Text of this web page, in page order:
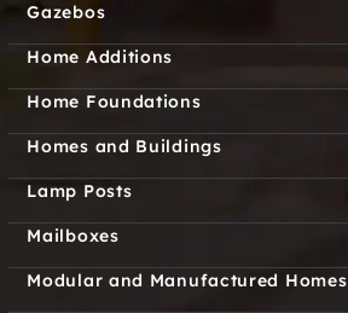
Gazebos
Home Additions
Home Foundations
Homes and Buildings
Lamp Posts
Mailboxes
Modular and Manufactured Homes